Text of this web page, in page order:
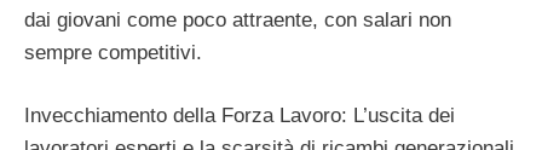
dai giovani come poco attraente, con salari non
sempre competitivi.
Invecchiamento della Forza Lavoro: L’uscita dei